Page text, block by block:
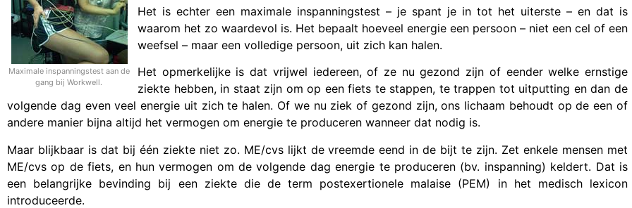
Maximale inspanningstest aan de
gang bij Workwell.
Het is echter een maximale inspanningstest – je spant je in tot het uiterste – en dat is
waarom het zo waardevol is. Het bepaalt hoeveel energie een persoon – niet een cel of een
weefsel – maar een volledige persoon, uit zich kan halen.
Het opmerkelijke is dat vrijwel iedereen, of ze nu gezond zijn of eender welke ernstige
ziekte hebben, in staat zijn om op een fiets te stappen, te trappen tot uitputting en dan de
volgende dag even veel energie uit zich te halen. Of we nu ziek of gezond zijn, ons lichaam behoudt op de een of
andere manier bijna altijd het vermogen om energie te produceren wanneer dat nodig is.
Maar blijkbaar is dat bij één ziekte niet zo. ME/cvs lijkt de vreemde eend in de bijt te zijn. Zet enkele mensen met
ME/cvs op de fiets, en hun vermogen om de volgende dag energie te produceren (bv. inspanning) keldert. Dat is
een belangrijke bevinding bij een ziekte die de term postexertionele malaise (PEM) in het medisch lexicon
introduceerde.